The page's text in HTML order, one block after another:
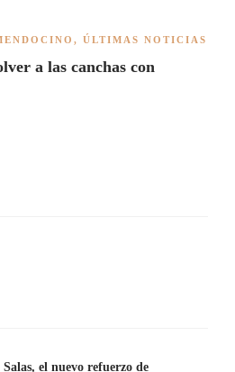
, ÚLTIMAS NOTICIAS
a las canchas con
el nuevo refuerzo de